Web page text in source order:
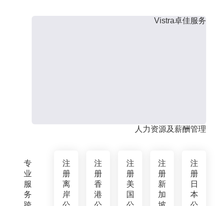
专
业
服
务
Vistra卓佳服务
人力资源及薪酬管理
注
册
离
岸
注
册
香
港
注
册
美
国
注
册
新
加
注
册
日
本